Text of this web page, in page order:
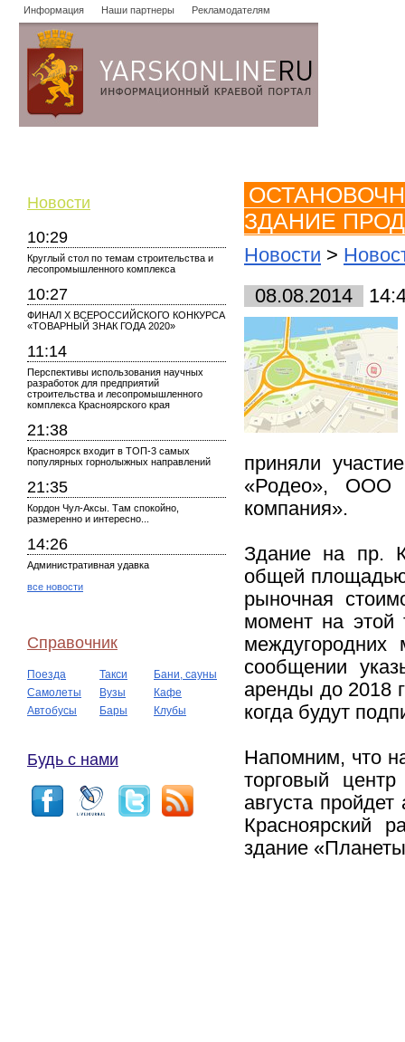
Информация Наши партнеры Рекламодателям
Новости
10:29
Круглый стол по темам строительства и
лесопромышленного комплекса
10:27
ФИНАЛ X ВСЕРОССИЙСКОГО КОНКУРСА
«ТОВАРНЫЙ ЗНАК ГОДА 2020»
11:14
Перспективы использования научных
разработок для предприятий
строительства и лесопромышленного
комплекса Красноярского края
21:38
Красноярск входит в ТОП-3 самых
популярных горнолыжных направлений
21:35
Кордон Чул-Аксы. Там спокойно,
размеренно и интересно...
14:26
Административная удавка
все новости
Справочник
Поезда Такси
Бани, сауны
Самолеты
Вузы
Кафе
Автобусы
Бары Клубы
Будь с нами
ЗДАНИЕ
Новости >
08.08.2014
приняли
«Родео», ООО
компания».
Здание на пр.
общей
рыночная
момент на этой
сообщении
аренды до 2018
когда будут
Напомним, что
торговый
августа
Красноярский
здание